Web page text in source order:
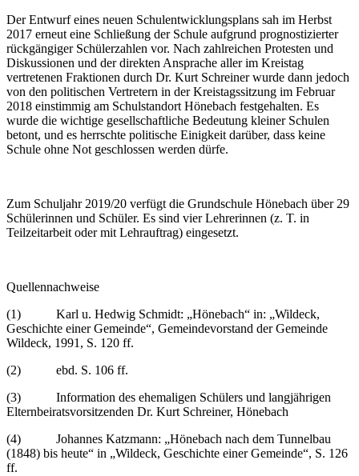
Der Entwurf eines neuen Schulentwicklungsplans sah im Herbst
2017 erneut eine Schließung der Schule aufgrund prognostizierter
rückgängiger Schülerzahlen vor. Nach zahlreichen Protesten und
Diskussionen und der direkten Ansprache aller im Kreistag
vertretenen Fraktionen durch Dr. Kurt Schreiner wurde dann jedoch
von den politischen Vertretern in der Kreistagssitzung im Februar
2018 einstimmig am Schulstandort Hönebach festgehalten. Es
wurde die wichtige gesellschaftliche Bedeutung kleiner Schulen
betont, und es herrschte politische Einigkeit darüber, dass keine
Schule ohne Not geschlossen werden dürfe.
Zum Schuljahr 2019/20 verfügt die Grundschule Hönebach über 29
Schülerinnen und Schüler. Es sind vier Lehrerinnen (z. T. in
Teilzeitarbeit oder mit Lehrauftrag) eingesetzt.
Quellennachweise
(1) Karl u. Hedwig Schmidt: „Hönebach“ in: „Wildeck,
Geschichte einer Gemeinde“, Gemeindevorstand der Gemeinde
Wildeck, 1991, S. 120 ff.
(2) ebd. S. 106 ff.
(3) Information des ehemaligen Schülers und langjährigen
Elternbeiratsvorsitzenden Dr. Kurt Schreiner, Hönebach
(4) Johannes Katzmann: „Hönebach nach dem Tunnelbau
(1848) bis heute“ in „Wildeck, Geschichte einer Gemeinde“, S. 126
ff.